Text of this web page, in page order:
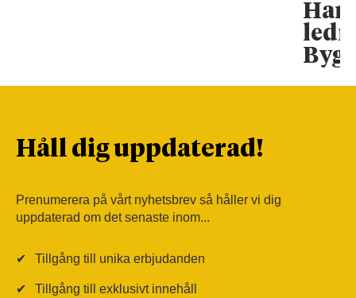
Han
Håll dig uppdaterad!
Prenumerera på vårt nyhetsbrev så håller vi dig
uppdaterad om det senaste inom...
✔ Tillgång till unika erbjudanden
✔ Tillgång till exklusivt innehåll